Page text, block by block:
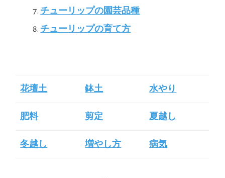
チューリップの園芸品種
チューリップの育て方
花壇土 鉢土 水やり
肥料 剪定 夏越し
冬越し 増やし方 病気